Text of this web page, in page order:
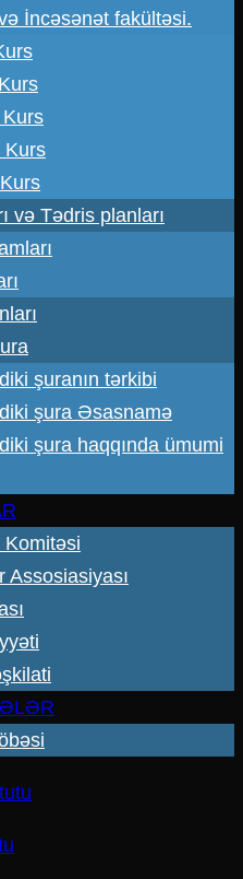
İncəsənət fakültəsi.
Kurs
Kurs
və Tədris planları
şuranın tərkibi
şura Əsasnamə
şura haqqında ümumi
Komitəsi
Assosiasiyası